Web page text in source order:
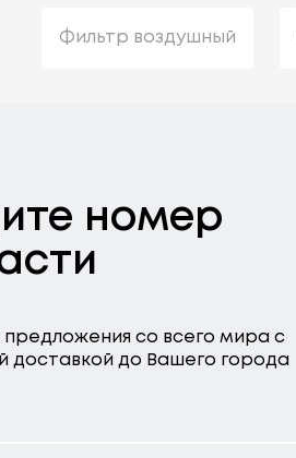
Фильтр воздушный
номер
предложения со всего мира с
доставкой до Вашего города